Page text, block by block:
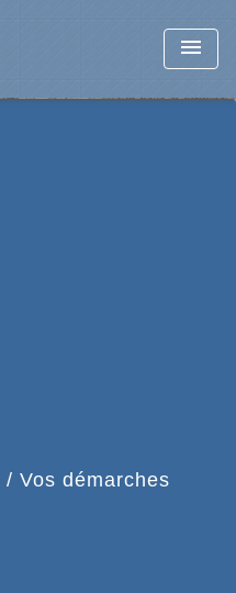
menu
/ Vos démarches